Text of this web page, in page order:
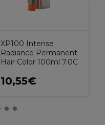
XP100 Intense
Radiance Permanent
Hair Color 100ml 7.0C
10,55€